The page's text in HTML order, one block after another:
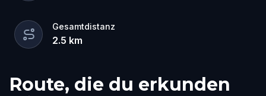
Gesamtdistanz
2.5 km
Route, die du erkunden